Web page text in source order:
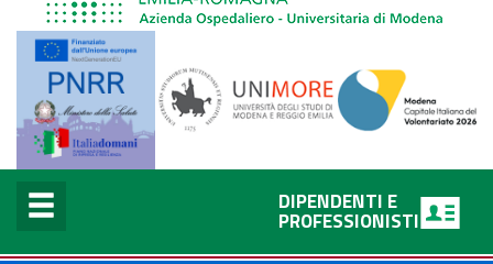
DIPENDENTI E
PROFESSIONISTI